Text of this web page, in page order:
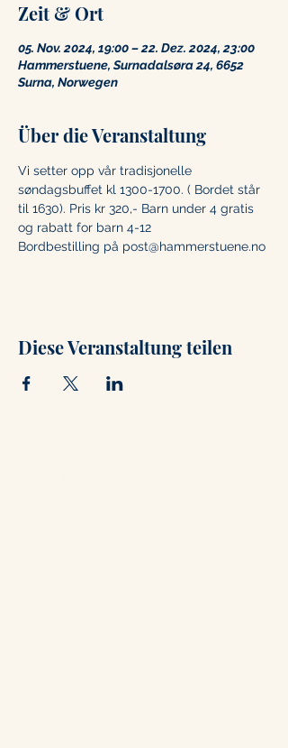
Zeit & Ort
05. Nov. 2024, 19:00 – 22. Dez. 2024, 23:00
Hammerstuene, Surnadalsøra 24, 6652
Surna, Norwegen
Über die Veranstaltung
Vi setter opp vår tradisjonelle
søndagsbuffet kl 1300-1700. ( Bordet står
til 1630). Pris kr 320,- Barn under 4 gratis
og rabatt for barn 4-12
Bordbestilling på post@hammerstuene.no
Diese Veranstaltung teilen